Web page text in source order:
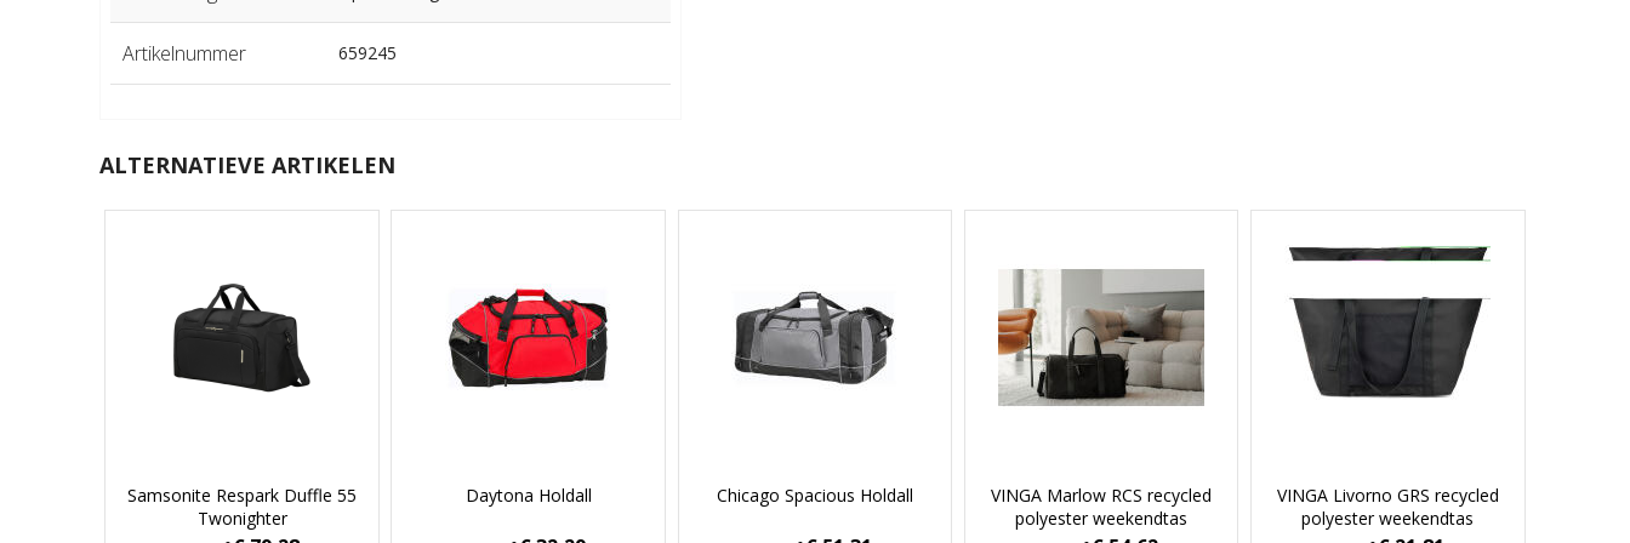
Artikelnummer 659245
ALTERNATIEVE ARTIKELEN
Samsonite Respark Duffle 55
Twonighter
Daytona Holdall Chicago Spacious Holdall
VINGA Marlow RCS recycled
polyester weekendtas
VINGA Livorno GRS recycled
polyester weekendtas